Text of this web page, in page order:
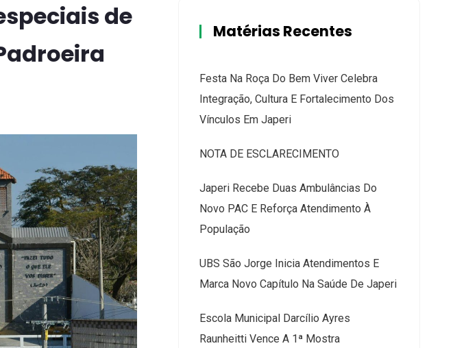
de
Matérias Recentes
Festa Na Roça Do Bem Viver Celebra
Integração, Cultura E Fortalecimento Dos
Vínculos Em Japeri
NOTA DE ESCLARECIMENTO
Japeri Recebe Duas Ambulâncias Do
Novo PAC E Reforça Atendimento À
População
UBS São Jorge Inicia Atendimentos E
Marca Novo Capítulo Na Saúde De Japeri
Escola Municipal Darcílio Ayres
Raunheitti Vence A 1ª Mostra